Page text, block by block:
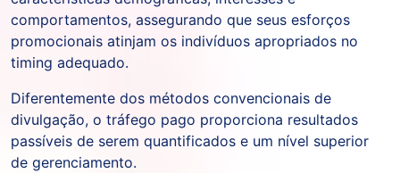
comportamentos, assegurando que seus esforços
promocionais atinjam os indivíduos apropriados no
timing adequado.
Diferentemente dos métodos convencionais de
divulgação, o tráfego pago proporciona resultados
passíveis de serem quantificados e um nível superior
de gerenciamento.